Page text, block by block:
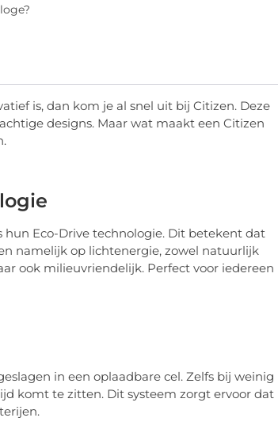
is, dan kom je al snel uit bij Citizen. Deze
designs. Maar wat maakt een Citizen
Eco-Drive technologie. Dit betekent dat
namelijk op lichtenergie, zowel natuurlijk
ook milieuvriendelijk. Perfect voor iedereen
in een oplaadbare cel. Zelfs bij weinig
komt te zitten. Dit systeem zorgt ervoor dat